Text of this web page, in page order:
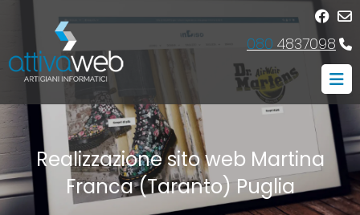
080 4837098
Realizzazione sito web Martina
Franca (Taranto) Puglia